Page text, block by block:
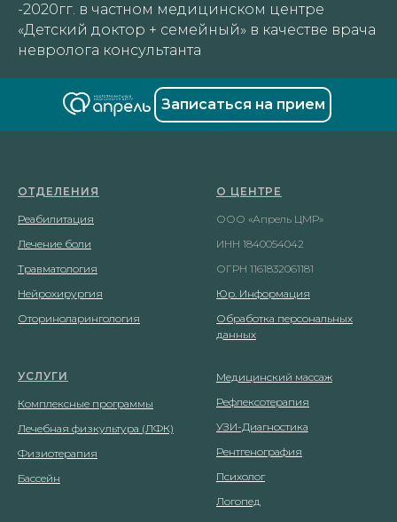
-2020гг. в частном медицинском центре
«Детский доктор + семейный» в качестве врача
невролога консультанта
Записаться на прием
ОТДЕЛЕНИЯ
Реабилитация
Лечение боли
Травматология
Нейрохирургия
Оториноларингология
О ЦЕНТРЕ
ООО «Апрель ЦМР»
ИНН 1840054042
ОГРН 1161832061181
Юр. Информация
Обработка персональных
данных
УСЛУГИ
Комплексные программы
Лечебная физкультура (ЛФК)
Физиотерапия
Бассейн
Медицинский массаж
Рефлексотерапия
УЗИ-Диагностика
Рентгенография
Психолог
Логопед